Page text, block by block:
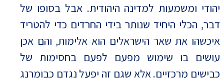
יהודי ומשמעות למדינה היהודית. אבל בסופו של
דבר, הכלי היחיד שנותר בידי החרדים כדי להטריד
איכשהו את שאר הישראלים הוא אלימות, והם אכן
עושים בו שימוש מפעם לפעם בחסימות של
כבישים מרכזיים. אלא שגם זה יפעל נגדם כבומרנג